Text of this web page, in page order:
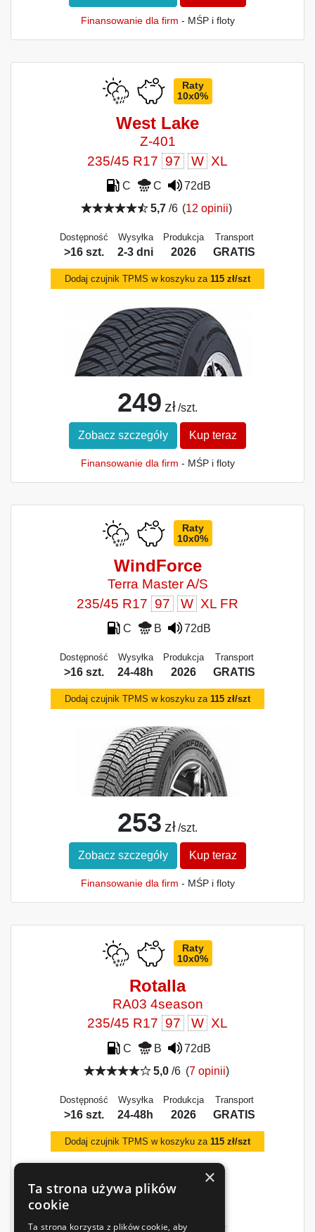
Finansowanie dla firm - MŚP i floty
Raty
10x0%
West Lake
Z-401
235/45 R17 97 W XL
C C
72dB
5,7/6 (12 opinii)
Dostępność
>16 szt.
Wysyłka
2-3 dni
Produkcja
2026
Transport
GRATIS
Dodaj czujnik TPMS w koszyku za 115 zł/szt
249 zł /szt.
Zobacz szczegóły Kup teraz
Finansowanie dla firm - MŚP i floty
Raty
10x0%
WindForce
Terra Master A/S
235/45 R17 97 W XL FR
C B 72dB
Dostępność
>16 szt.
Wysyłka
24-48h
Produkcja
2026
Transport
GRATIS
Dodaj czujnik TPMS w koszyku za 115 zł/szt
253 zł /szt.
Zobacz szczegóły Kup teraz
Finansowanie dla firm - MŚP i floty
Raty
10x0%
Rotalla
RA03 4season
235/45 R17 97 W XL
C B
72dB
5,0 /6 (7 opinii)
Dostępność
>16 szt.
Wysyłka
24-48h
Produkcja
2026
Transport
GRATIS
Dodaj czujnik TPMS w koszyku za 115 zł/szt
×
Ta strona używa plików
cookie
Ta strona korzysta z plików cookie, aby